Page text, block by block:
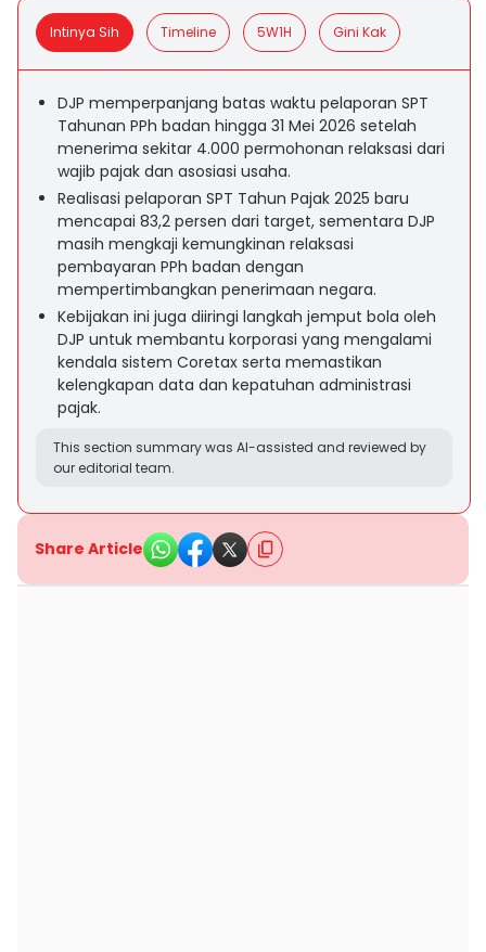
Intinya Sih Timeline 5W1H Gini Kak
DJP memperpanjang batas waktu pelaporan SPT
Tahunan PPh badan hingga 31 Mei 2026 setelah
menerima sekitar 4.000 permohonan relaksasi dari
wajib pajak dan asosiasi usaha.
Realisasi pelaporan SPT Tahun Pajak 2025 baru
mencapai 83,2 persen dari target, sementara DJP
masih mengkaji kemungkinan relaksasi
pembayaran PPh badan dengan
mempertimbangkan penerimaan negara.
Kebijakan ini juga diiringi langkah jemput bola oleh
DJP untuk membantu korporasi yang mengalami
kendala sistem Coretax serta memastikan
kelengkapan data dan kepatuhan administrasi
pajak.
This section summary was AI-assisted and reviewed by
our editorial team.
Share Article